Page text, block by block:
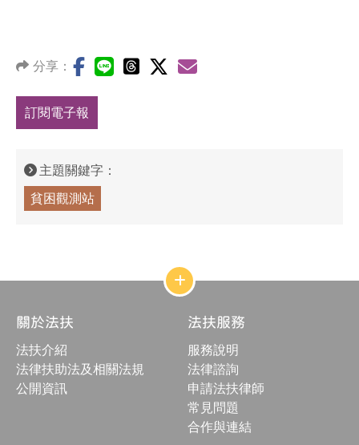
分享：
訂閱電子報
主題關鍵字：
貧困觀測站
網
站
構
合
按
鈕
關於法扶
法扶介紹
法律扶助法及相關法規
公開資訊
法扶服務
服務說明
法律諮詢
申請法扶律師
常見問題
合作與連結